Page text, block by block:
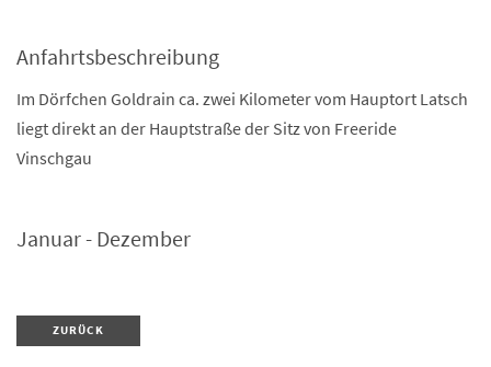
Anfahrtsbeschreibung
Im Dörfchen Goldrain ca. zwei Kilometer vom Hauptort Latsch
liegt direkt an der Hauptstraße der Sitz von Freeride
Vinschgau
Januar - Dezember
ZURÜCK